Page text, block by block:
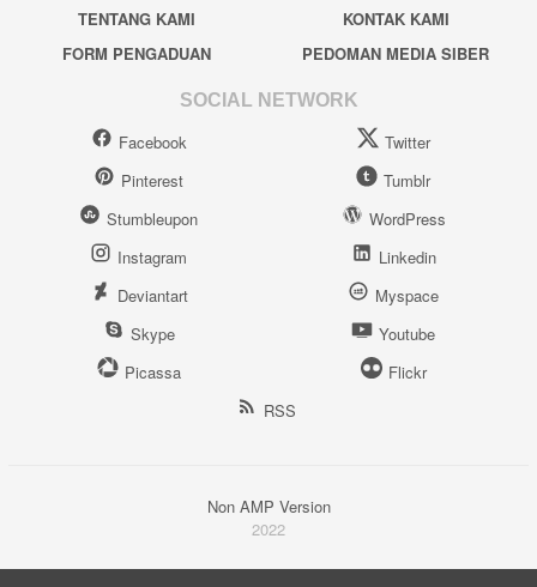
TENTANG KAMI
KONTAK KAMI
FORM PENGADUAN
PEDOMAN MEDIA SIBER
SOCIAL NETWORK
Facebook
Twitter
Pinterest
Tumblr
Stumbleupon
WordPress
Instagram
Linkedin
Deviantart
Myspace
Skype
Youtube
Picassa
Flickr
RSS
Non AMP Version
2022